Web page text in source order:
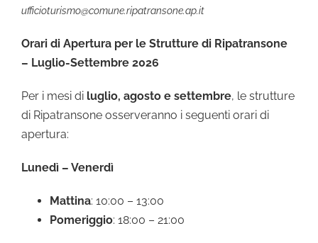
ufficioturismo@comune.ripatransone.ap.it
Orari di Apertura per le Strutture di Ripatransone
– Luglio-Settembre 2026
Per i mesi di luglio, agosto e settembre, le strutture
di Ripatransone osserveranno i seguenti orari di
apertura:
Lunedì – Venerdì
Mattina: 10:00 – 13:00
Pomeriggio: 18:00 – 21:00